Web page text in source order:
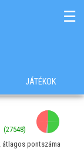
☰
JÁTÉKOK
(27548)
átlagos pontszáma